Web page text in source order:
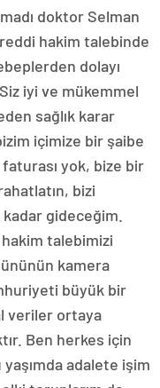
doktor Selman
reddi hakim talebinde
dolayı
iyi ve mükemmel
sağlık karar
içimize bir şaibe
yok, bize bir
bizi
gideceğim.
hakim talebimizi
kamera
büyük bir
veriler ortaya
Ben herkes için
adalete işim